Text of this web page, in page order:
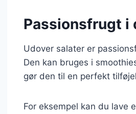
Passionsfrugt i
Udover salater er
Den kan bruges i
gør den til en perfekt
For eksempel kan du lave